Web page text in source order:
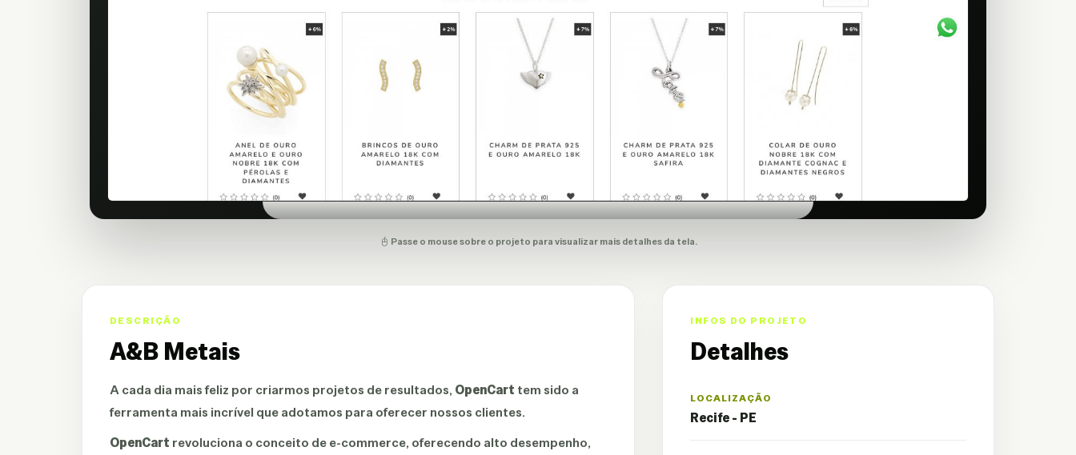
Passe o mouse sobre o projeto para visualizar mais detalhes da tela.
DESCRIÇÃO
A&B Metais
A cada dia mais feliz por criarmos projetos de resultados, OpenCart tem sido a
ferramenta mais incrível que adotamos para oferecer nossos clientes.
OpenCart revoluciona o conceito de e-commerce, oferecendo alto desempenho,
INFOS DO PROJETO
Detalhes
LOCALIZAÇÃO
Recife - PE